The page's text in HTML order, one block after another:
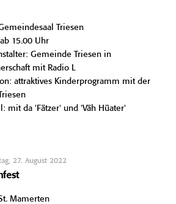
Triesen
15.00 Uhr
Gemeinde Triesen in
mit Radio L
attraktives Kinderprogramm mit der
mit da 'Fätzer' und 'Väh Hüater'
27. August 2022
Mamerten